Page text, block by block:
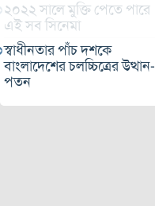
২০২২ সালে মুক্তি পেতে পারে
এই সব সিনেমা
স্বাধীনতার পাঁচ দশকে
বাংলাদেশের চলচ্চিত্রের উত্থান-
পতন